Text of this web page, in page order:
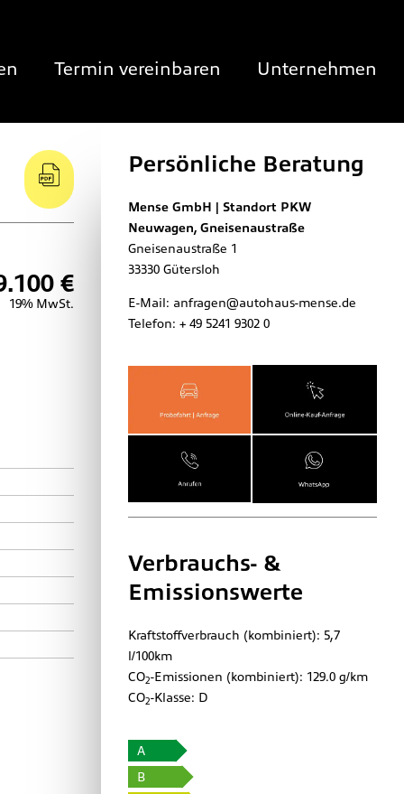
Termin vereinbaren Unternehmen
€
19% MwSt.
Persönliche Beratung
Mense GmbH | Standort PKW
Neuwagen, Gneisenaustraße
Gneisenaustraße 1
33330 Gütersloh
E-Mail: anfragen@autohaus-mense.de
Telefon: + 49 5241 9302 0
Verbrauchs- &
Emissionswerte
Kraftstoffverbrauch (kombiniert): 5,7
l/100km
CO2-Emissionen (kombiniert): 129.0 g/km
CO2-Klasse: D
A
B